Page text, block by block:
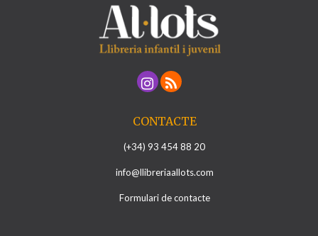
CONTACTE
(+34) 93 454 88 20
info@llibreriaallots.com
Formulari de contacte